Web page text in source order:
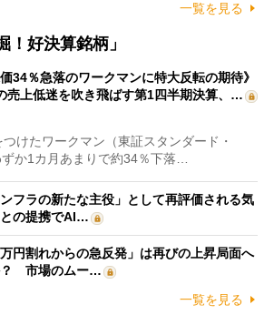
一覧を見る
！好決算銘柄」
価34％急落のワークマンに特大反転の期待》
売上低迷を吹き飛ばす第1四半期決算、…
けたワークマン（東証スタンダード・
か1カ月あまりで約34％下落…
フラの新たな主役」として再評価される気
の提携でAI…
円割れからの急反発」は再びの上昇局面へ
？ 市場のムー…
一覧を見る